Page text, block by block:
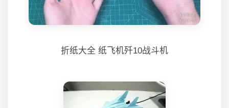
折纸大全 纸飞机歼10战斗机